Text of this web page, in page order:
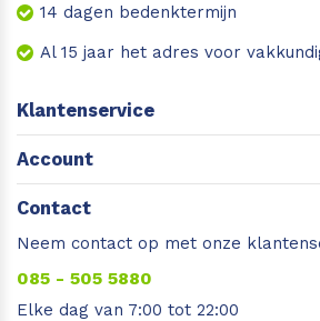
14 dagen bedenktermijn
Al 15 jaar het adres voor
Klantenservice
Account
Contact
Neem contact op met onze
085 - 505 5880
Elke dag van 7:00 tot 22:00